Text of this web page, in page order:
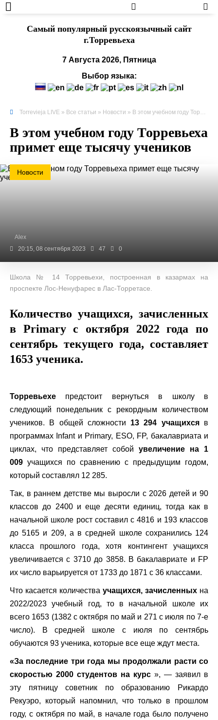
Cамый популярный русскоязычный сайт
г.Торревьеха
7 Августа 2026, Пятница
Выбор языка:
Torrevieja LIVE » Все статьи » Новости » В этом учебном году Торревьеха примет еще тысячу учеников
В этом учебном году Торревьеха
примет еще тысячу учеников
Новости
Alex
20:15, 08 сентября 2023
47 0
Школа № 14 Торревьехи, построенная в казармах на
проспекте Лос-Ненуфарес в Лас-Торретасе.
Количество учащихся, зачисленных
в Primary с октября 2022 года по
сентябрь текущего года, составляет
1653 ученика.
Торревьехе предстоит вернуться в школу в
следующий понедельник с рекордным количеством
учеников. В общей сложности 13 294 учащихсяв
программах Infant и Primary, ESO, FP, бакалавриата и
циклах, что представляет собой увеличение на 1
009 учащихся по сравнению с предыдущим годом,
который составлял 12 285.
Так, в раннем детстве мы выросли с 2026 детей и 90
классов до 2400 и еще десяти единиц, тогда как в
начальной школе рост составил с 4816 и 193 классов
до 5165 и 209, а в средней школе сохранились 124
класса прошлого года, хотя контингент учащихся
увеличивается с 3710 до 3858. В бакалавриате и FP
их число варьируется от 1733 до 1871 с 36 классами.
Что касается количества учащихся, зачисленных на
2022/2023 учебный год, то в начальной школе их
всего 1653 (1382 с октября по май и 271 с июля по 7-е
число). В средней школе с июля по сентябрь
обучаются 93 ученика, которые все еще ждут места.
«За последние три года мы продолжали расти со
скоростью 2000 студентов на курс », — заявил в
эту пятницу советник по образованию Рикардо
Рекуэро, который напомнил, что только в прошлом
году, с октября по май, в начале года было получено